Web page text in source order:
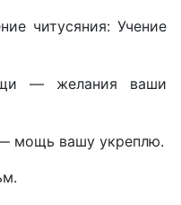
читусяния: Учение
— желания ваши
мощь вашу укреплю.